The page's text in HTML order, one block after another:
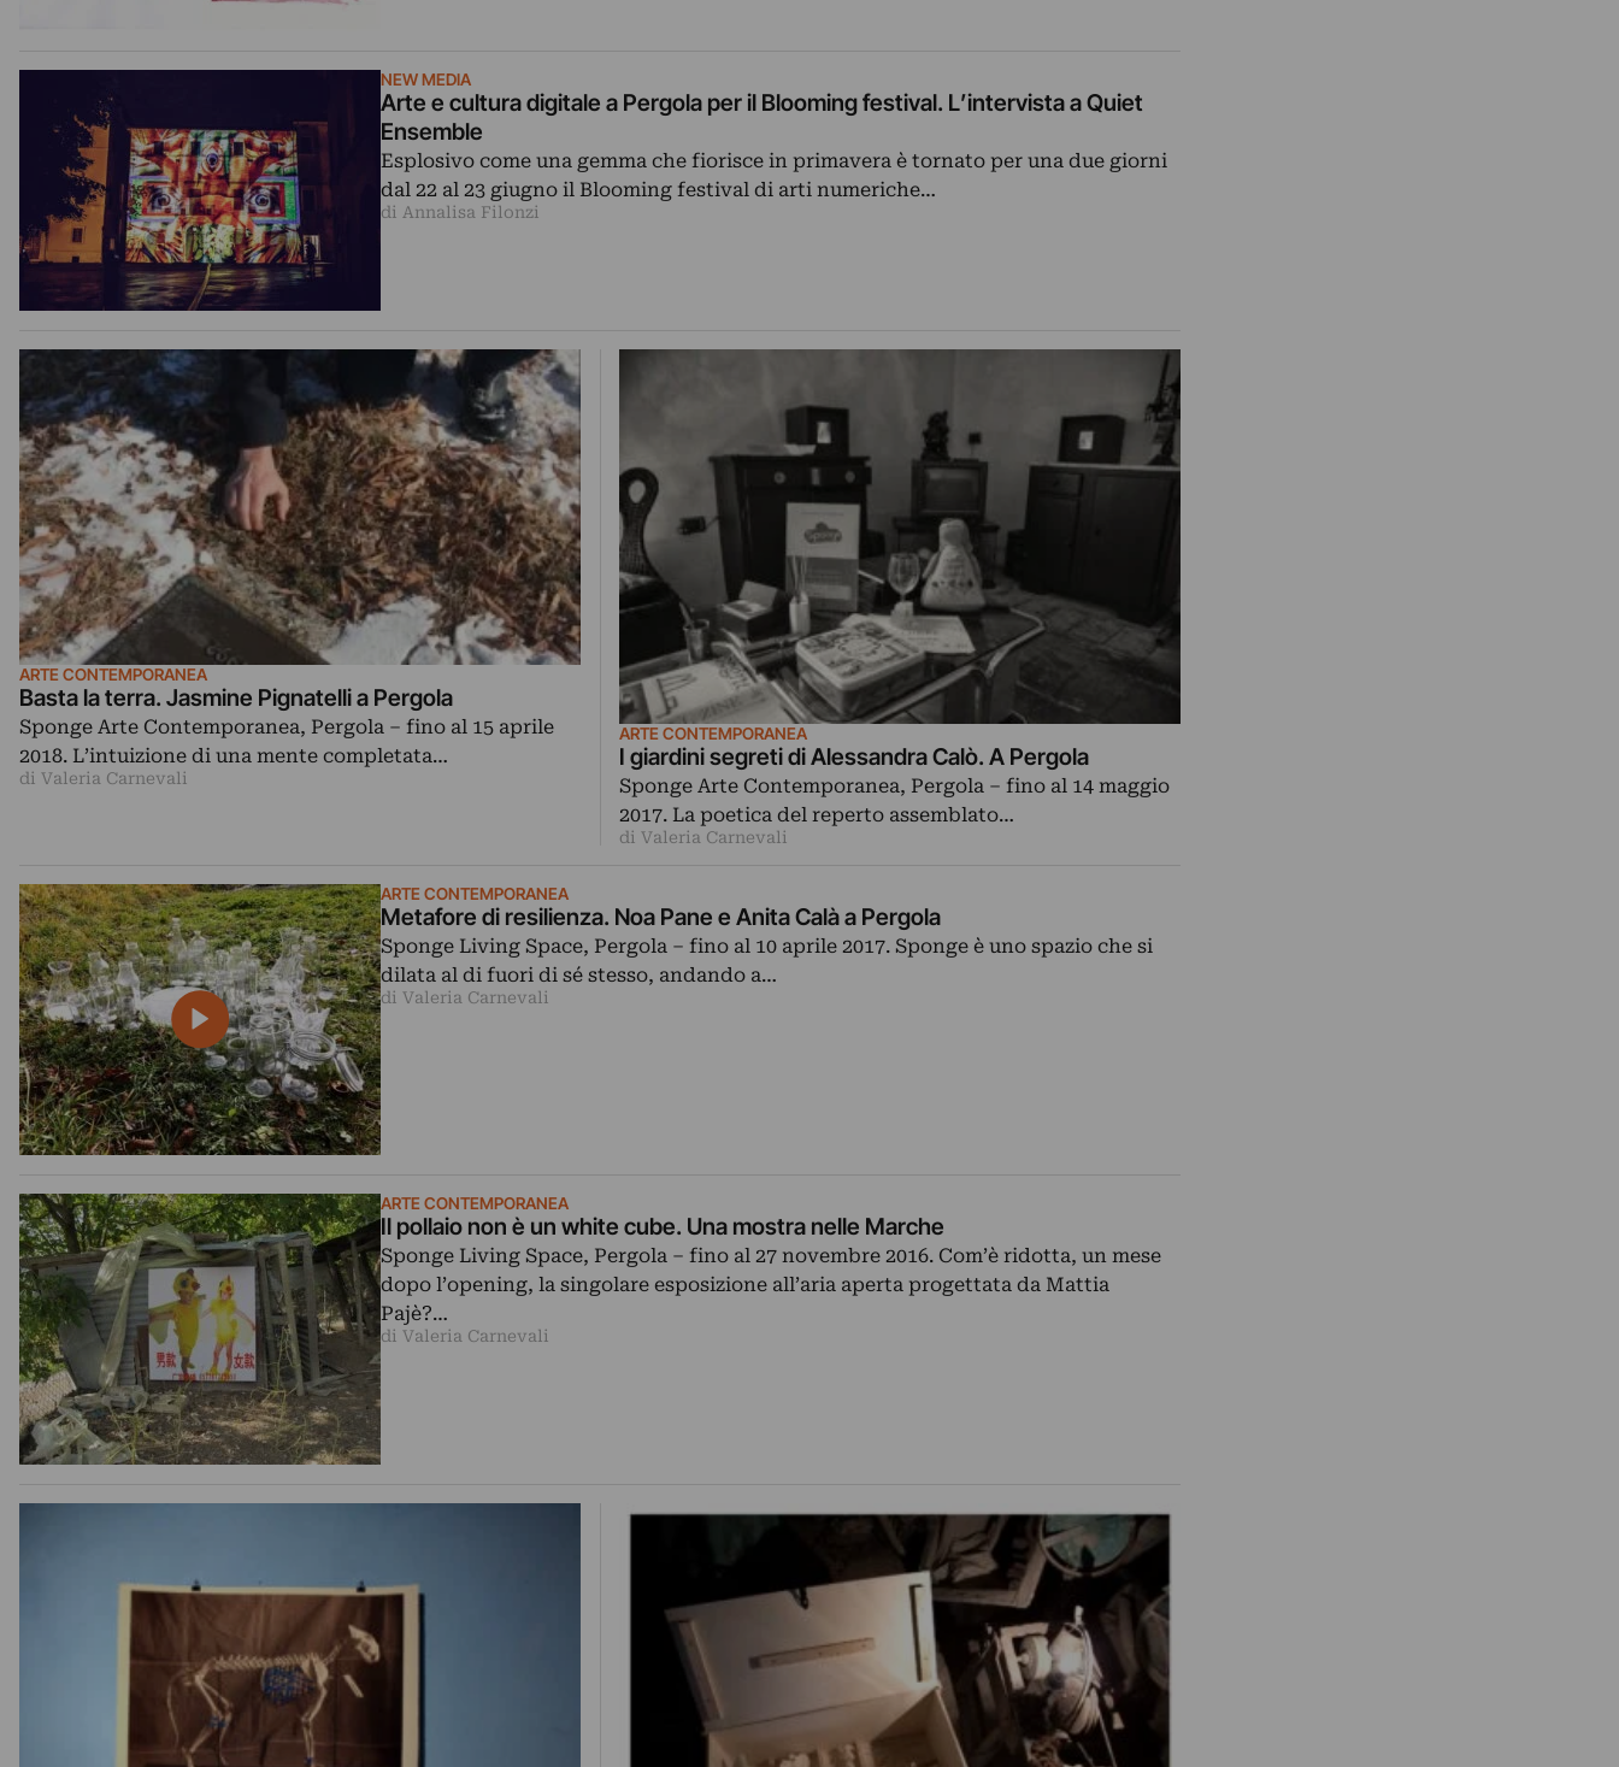
NEW MEDIA
Arte e cultura digitale a Pergola per il Blooming festival. L’intervista a Quiet
Ensemble
Esplosivo come una gemma che fiorisce in primavera è tornato per una due giorni
dal 22 al 23 giugno il Blooming festival di arti numeriche…
di Annalisa Filonzi
ARTE CONTEMPORANEA
Basta la terra. Jasmine Pignatelli a Pergola
Sponge Arte Contemporanea, Pergola – fino al 15 aprile
2018. L’intuizione di una mente completata…
di Valeria Carnevali
ARTE CONTEMPORANEA
I giardini segreti di Alessandra Calò. A Pergola
Sponge Arte Contemporanea, Pergola – fino al 14 maggio
2017. La poetica del reperto assemblato…
di Valeria Carnevali
ARTE CONTEMPORANEA
Metafore di resilienza. Noa Pane e Anita Calà a Pergola
Sponge Living Space, Pergola – fino al 10 aprile 2017. Sponge è uno spazio che si
dilata al di fuori di sé stesso, andando a…
di Valeria Carnevali
ARTE CONTEMPORANEA
Il pollaio non è un white cube. Una mostra nelle Marche
Sponge Living Space, Pergola – fino al 27 novembre 2016. Com’è ridotta, un mese
dopo l’opening, la singolare esposizione all’aria aperta progettata da Mattia
Pajè?…
di Valeria Carnevali